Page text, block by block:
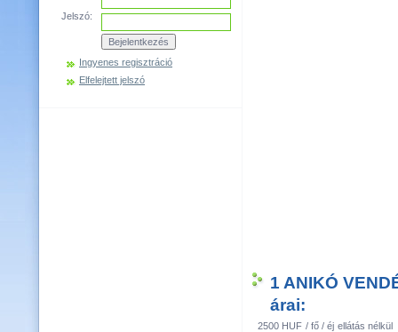
Jelszó:
Ingyenes regisztráció
Elfelejtett jelszó
1 ANIKÓ
árai:
2500 HUF / fő / éj ellátás nélkül